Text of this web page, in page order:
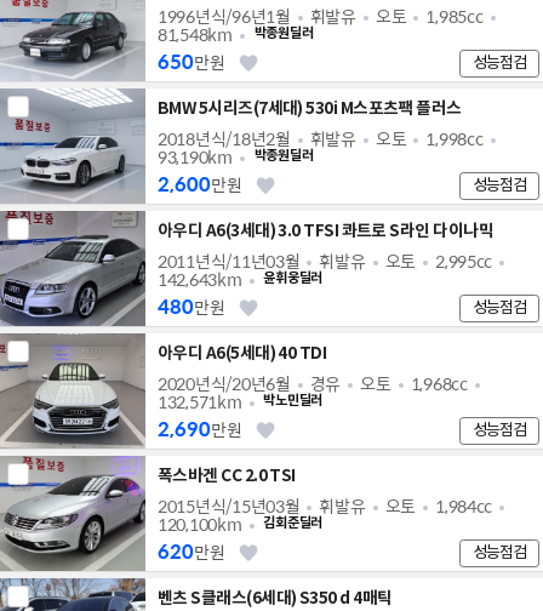
1996년식/96년1월 휘발유 오토 1,985cc
81,548km 박종원딜러
성능점검
650만원
BMW 5시리즈(7세대) 530i M스포츠팩 플러스
2018년식/18년2월 휘발유 오토 1,998cc
93,190km 박종원딜러
성능점검
2,600만원
아우디 A6(3세대) 3.0 TFSI 콰트로 S라인 다이나믹
2011년식/11년03월 휘발유 오토 2,995cc
142,643km 윤휘웅딜러
성능점검
480만원
아우디 A6(5세대) 40 TDI
2020년식/20년6월 경유 오토 1,968cc
132,571km 박노민딜러
성능점검
2,690만원
폭스바겐 CC 2.0 TSI
2015년식/15년03월 휘발유 오토 1,984cc
120,100km 김회준딜러
성능점검
620만원
벤츠 S클래스(6세대) S350 d 4매틱